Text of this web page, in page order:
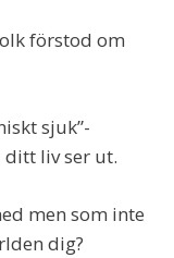
förstod om
sjuk”-
ditt liv ser ut.
men som inte
dig?